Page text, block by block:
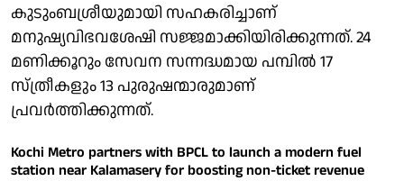
കുടുംബശ്രീയുമായി സഹകരിച്ചാണ്
മനുഷ്യവിഭവശേഷി സജ്ജമാക്കിയിരിക്കുന്നത്. 24
മണിക്കൂറും സേവന സന്നദ്ധമായ പമ്പില്‍ 17
സ്ത്രീകളും 13 പുരുഷന്മാരുമാണ്
പ്രവര്‍ത്തിക്കുന്നത്.
Kochi Metro partners with BPCL to launch a modern fuel
station near Kalamasery for boosting non-ticket revenue